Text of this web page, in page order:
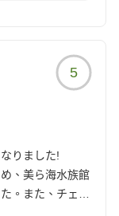
滞在中にご不
づくりの参考
としたディナ
5
りました!
、美ら海水族館
。また、チェッ